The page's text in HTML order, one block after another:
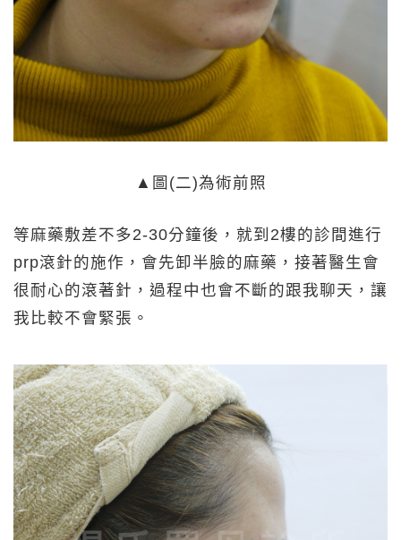
▲圖(二)為術前照
等麻藥敷差不多2-30分鐘後，就到2樓的診間進行
prp滾針的施作，會先卸半臉的麻藥，接著醫生會
很耐心的滾著針，過程中也會不斷的跟我聊天，讓
我比較不會緊張。